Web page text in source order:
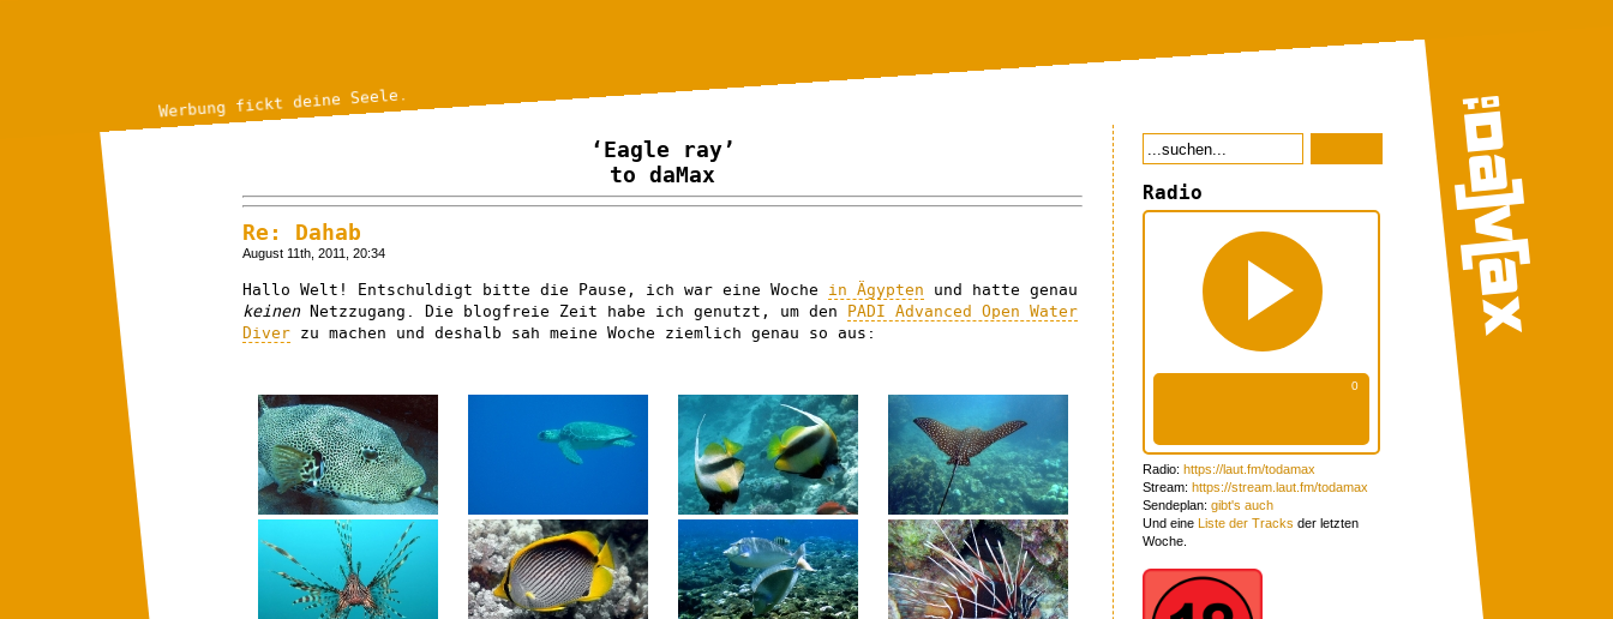
Werbung fickt deine Seele.
‘Eagle ray’
to daMax
Re: Dahab
August 11th, 2011, 20:34
Hallo Welt! Entschuldigt bitte die Pause, ich war eine Woche in Ägypten und hatte genau
keinenNetzzugang. Die blogfreie Zeit habe ich genutzt, um den PADI Advanced Open Water
Diver zu machen und deshalb sah meine Woche ziemlich genau so aus:
Radio
Radio: https://laut.fm/todamax
Stream: https://stream.laut.fm/todamax
Sendeplan: gibt's auch
Und eine Liste der Tracks der letzten
Woche.